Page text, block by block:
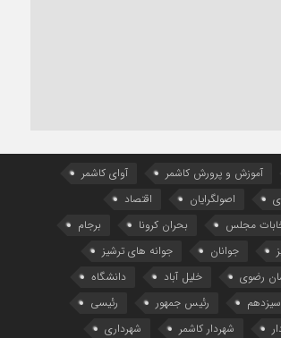
آموزش و پرورش کاشمر
آوای کاشمر
اصولگرایان
اقتصاد
مجلس بحران کرونا
برجام
جوانان
جوانه های ترشیز
رضوی خلیل آباد
دانشگاه
رئیس جمهور
رئیسی
شهردار کاشمر
شهرداری